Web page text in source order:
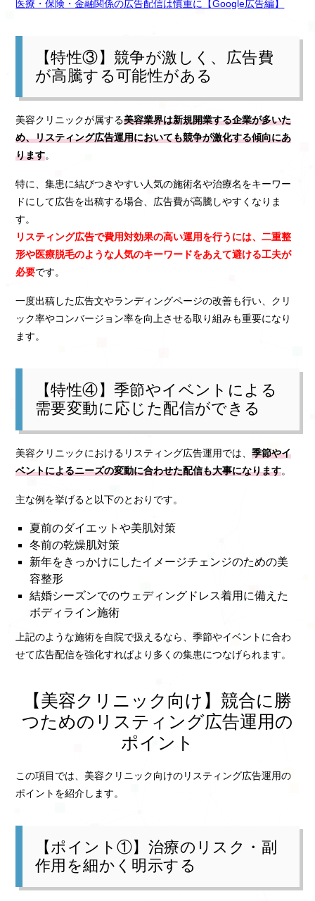
医療・保険・金融関係の広告配信は慎重に【Google広告編】
【特性③】競争が激しく、広告費
が高騰する可能性がある
美容クリニックが属する美容業界は新規開業する企業が多いた
め、リスティング広告運用においても競争が激化する傾向にあ
ります。
特に、集患に結びつきやすい人気の施術名や治療名をキーワー
ドにして広告を出稿する場合、広告費が高騰しやすくなりま
す。
リスティング広告で費用対効果の高い運用を行うには、二重整
形や医療脱毛のような人気のキーワードをあえて避ける工夫が
必要です。
一度出稿した広告文やランディングページの改善も行い、クリ
ック率やコンバージョン率を向上させる取り組みも重要になり
ます。
【特性④】季節やイベントによる
需要変動に応じた配信ができる
美容クリニックにおけるリスティング広告運用では、季節やイ
ベントによるニーズの変動に合わせた配信も大事になります。
主な例を挙げると以下のとおりです。
夏前のダイエットや美肌対策
冬前の乾燥肌対策
新年をきっかけにしたイメージチェンジのための美
容整形
結婚シーズンでのウェディングドレス着用に備えた
ボディライン施術
上記のような施術を自院で扱えるなら、季節やイベントに合わ
せて広告配信を強化すればより多くの集患につなげられます。
【美容クリニック向け】競合に勝
つためのリスティング広告運用の
ポイント
この項目では、美容クリニック向けのリスティング広告運用の
ポイントを紹介します。
【ポイント①】治療のリスク・副
作用を細かく明示する